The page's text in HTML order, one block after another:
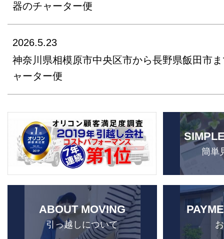
器のチャーター便
2026.5.23
神奈川県相模原市中央区市から長野県飯田市
ャーター便
簡単
ABOUT MOVING
引っ越しについて